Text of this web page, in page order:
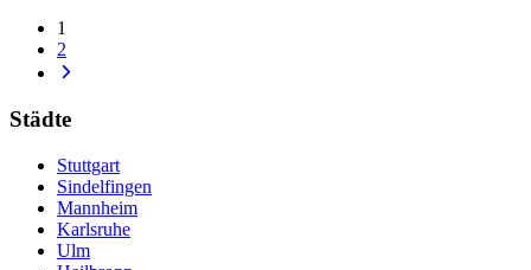
1
2
Städte
Stuttgart
Sindelfingen
Mannheim
Karlsruhe
Ulm